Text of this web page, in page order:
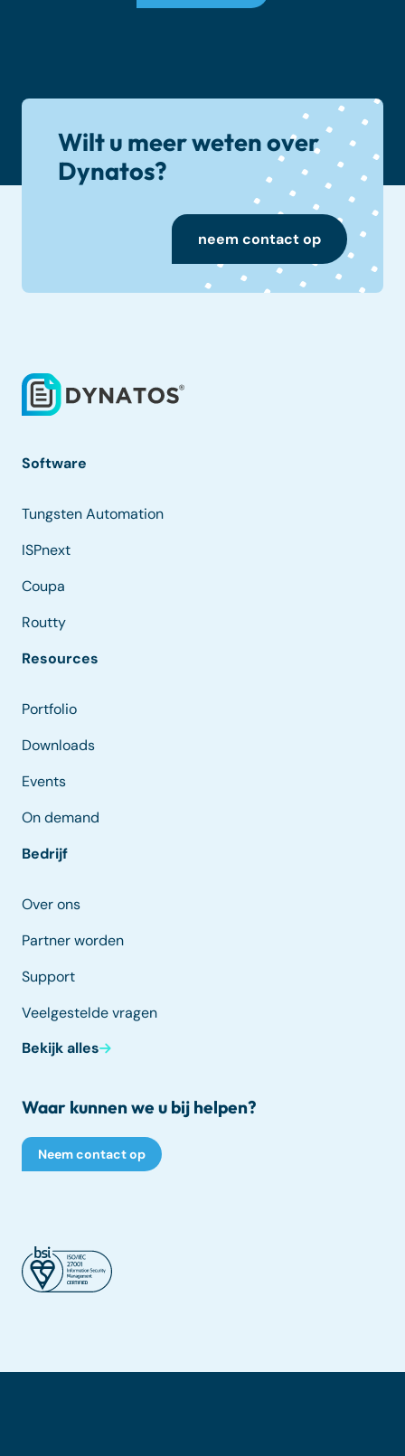
Wilt u meer weten over
Dynatos?
neem contact op
Software
Tungsten Automation
ISPnext
Coupa
Routty
Resources
Portfolio
Downloads
Events
On demand
Bedrijf
Over ons
Partner worden
Support
Veelgestelde vragen
Bekijk alles
Waar kunnen we u bij helpen?
Neem contact op